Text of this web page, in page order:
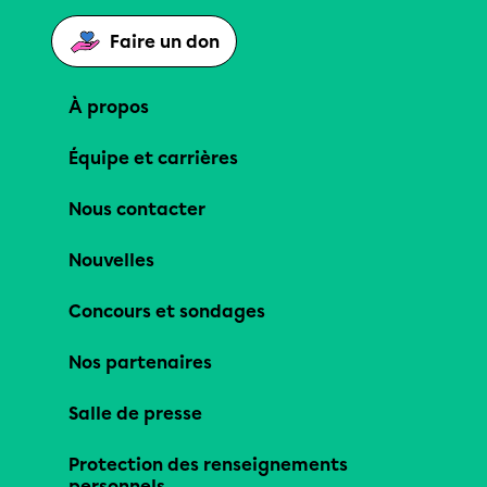
Faire un don
À propos
Équipe et carrières
Nous contacter
Nouvelles
Concours et sondages
Nos partenaires
Salle de presse
Protection des renseignements